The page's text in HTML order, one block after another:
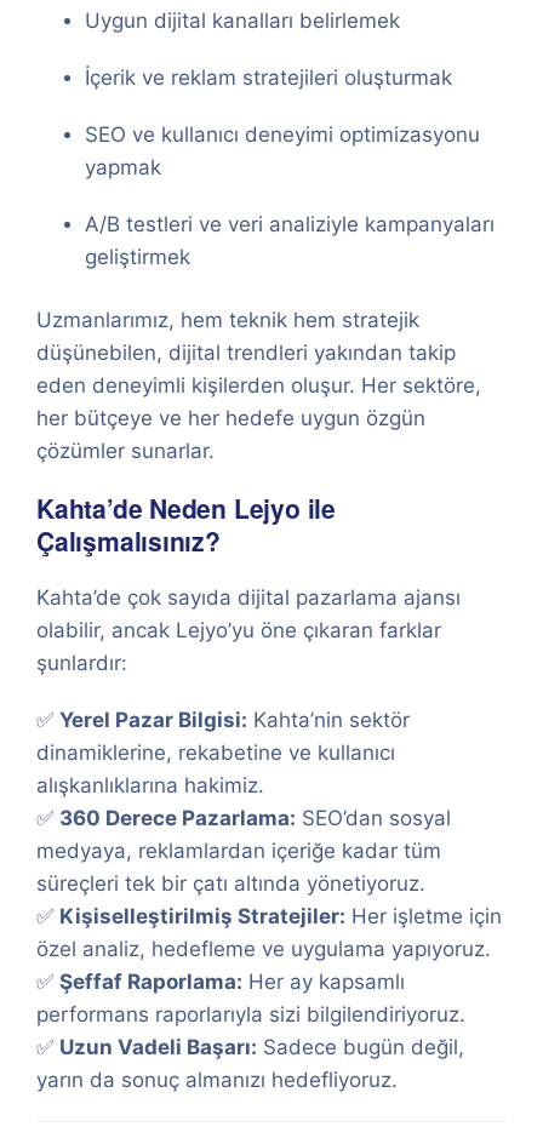
Uygun dijital kanalları belirlemek
İçerik ve reklam stratejileri oluşturmak
SEO ve kullanıcı deneyimi optimizasyonu
yapmak
A/B testleri ve veri analiziyle kampanyaları
geliştirmek
Uzmanlarımız, hem teknik hem stratejik
düşünebilen, dijital trendleri yakından takip
eden deneyimli kişilerden oluşur. Her sektöre,
her bütçeye ve her hedefe uygun özgün
çözümler sunarlar.
Kahta’de Neden Lejyo ile
Çalışmalısınız?
Kahta’de çok sayıda dijital pazarlama ajansı
olabilir, ancak Lejyo’yu öne çıkaran farklar
şunlardır:
✅ Yerel Pazar Bilgisi: Kahta’nin sektör
dinamiklerine, rekabetine ve kullanıcı
alışkanlıklarına hakimiz.
✅ 360 Derece Pazarlama: SEO’dan sosyal
medyaya, reklamlardan içeriğe kadar tüm
süreçleri tek bir çatı altında yönetiyoruz.
✅ Kişiselleştirilmiş Stratejiler: Her işletme için
özel analiz, hedefleme ve uygulama yapıyoruz.
✅ Şeffaf Raporlama: Her ay kapsamlı
performans raporlarıyla sizi bilgilendiriyoruz.
✅ Uzun Vadeli Başarı: Sadece bugün değil,
yarın da sonuç almanızı hedefliyoruz.